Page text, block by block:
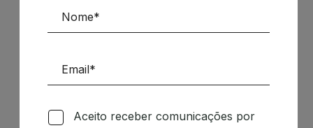
Siga-nos nas Redes Sociais
TÉCNICA LIVRARIA »
Aceito receber comunicações por